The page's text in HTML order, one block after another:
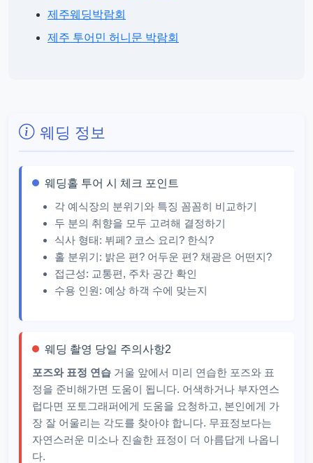
제주웨딩박람회
제주 투어민 허니문 박람회
웨딩 정보
웨딩홀 투어 시 체크 포인트
각 예식장의 분위기와 특징 꼼꼼히 비교하기
두 분의 취향을 모두 고려해 결정하기
식사 형태: 뷔페? 코스 요리? 한식?
홀 분위기: 밝은 편? 어두운 편? 채광은 어떤지?
접근성: 교통편, 주차 공간 확인
수용 인원: 예상 하객 수에 맞는지
웨딩 촬영 당일 주의사항2
포즈와 표정 연습 거울 앞에서 미리 연습한 포즈와 표
정을 준비해가면 도움이 됩니다. 어색하거나 부자연스
럽다면 포토그래퍼에게 도움을 요청하고, 본인에게 가
장 잘 어울리는 각도를 찾아야 합니다. 무표정보다는
자연스러운 미소나 진솔한 표정이 더 아름답게 나옵니
다.